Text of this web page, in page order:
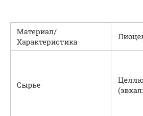
Материал/
Характеристика
Сырье